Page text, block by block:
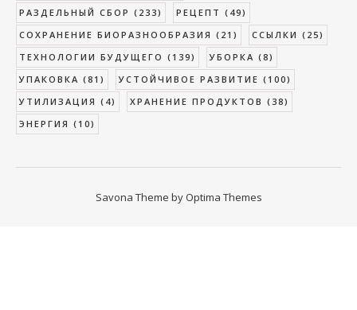
РАЗДЕЛЬНЫЙ СБОР (233) РЕЦЕПТ (49)
СОХРАНЕНИЕ БИОРАЗНООБРАЗИЯ (21) ССЫЛКИ (25)
ТЕХНОЛОГИИ БУДУЩЕГО (139) УБОРКА (8)
УПАКОВКА (81) УСТОЙЧИВОЕ РАЗВИТИЕ (100)
УТИЛИЗАЦИЯ (4) ХРАНЕНИЕ ПРОДУКТОВ (38)
ЭНЕРГИЯ (10)
Savona Theme by Optima Themes